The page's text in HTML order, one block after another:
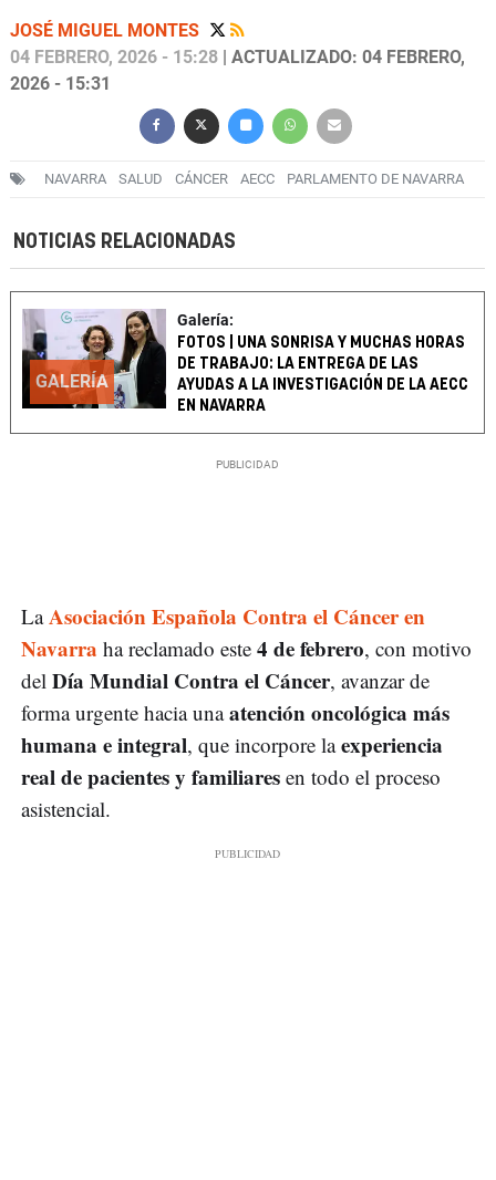
JOSÉ MIGUEL MONTES
04 FEBRERO, 2026 - 15:28 | ACTUALIZADO: 04 FEBRERO,
2026 - 15:31
NAVARRA SALUD CÁNCER AECC PARLAMENTO DE NAVARRA
NOTICIAS RELACIONADAS
GALERÍA
Galería:
FOTOS | UNA SONRISA Y MUCHAS HORAS
DE TRABAJO: LA ENTREGA DE LAS
AYUDAS A LA INVESTIGACIÓN DE LA AECC
EN NAVARRA
LaAsociación Española Contra el Cáncer en
Navarra ha reclamado este 4 de febrero, con motivo
del Día Mundial Contra el Cáncer, avanzar de
forma urgente hacia unaatención oncológica más
humana e integral, que incorpore laexperiencia
real de pacientes y familiares en todo el proceso
asistencial.